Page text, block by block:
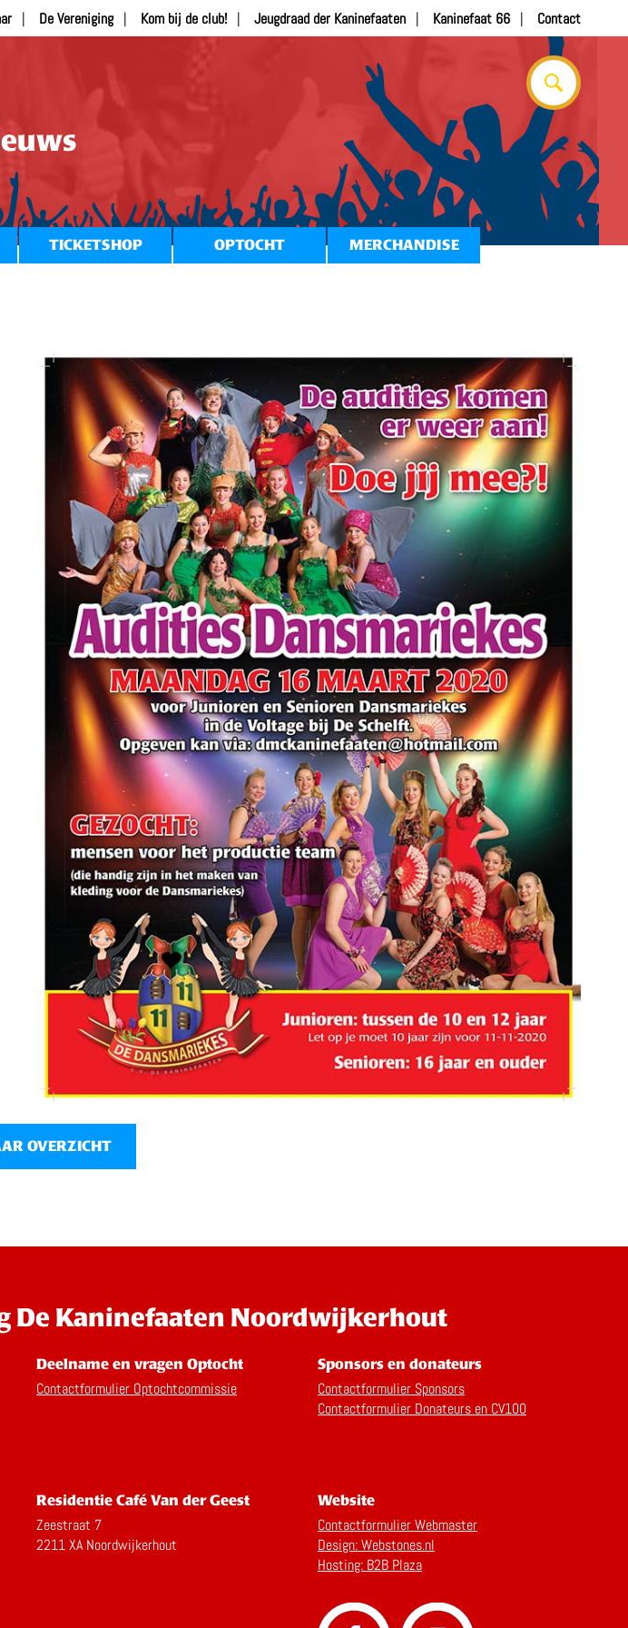
De Vereniging Kom bij de club! Jeugdraad der Kaninefaaten Kaninefaat 66 Contact
TICKETSHOP OPTOCHT MERCHANDISE
OVERZICHT
De Kaninefaaten Noordwijkerhout
Deelname en vragen Optocht
Contactformulier Optochtcommissie
Sponsors en donateurs
Contactformulier Sponsors
Contactformulier Donateurs en CV100
Residentie Café Van der Geest
Zeestraat 7
2211 XA Noordwijkerhout
Website
Contactformulier Webmaster
Design: Webstones.nl
Hosting: B2B Plaza